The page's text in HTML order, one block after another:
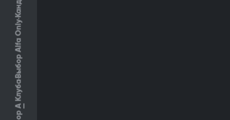
А
Клуба
Выбор Alfa Only